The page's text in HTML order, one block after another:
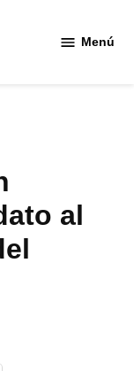
Menú
al